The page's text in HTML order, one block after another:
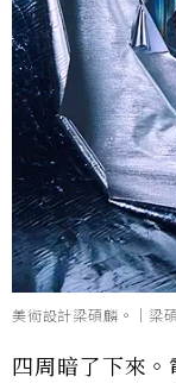
美術設計梁碩麟。｜梁
四周暗了下來